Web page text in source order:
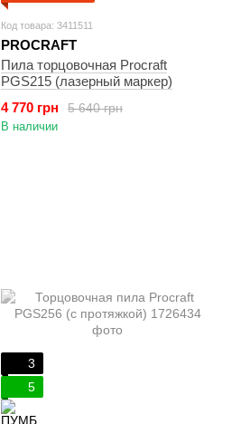
Код товара: 3411511
PROCRAFT
Пила торцовочная Procraft
PGS215 (лазерный маркер)
5 640 грн
4 770 грн
В наличии
3
5